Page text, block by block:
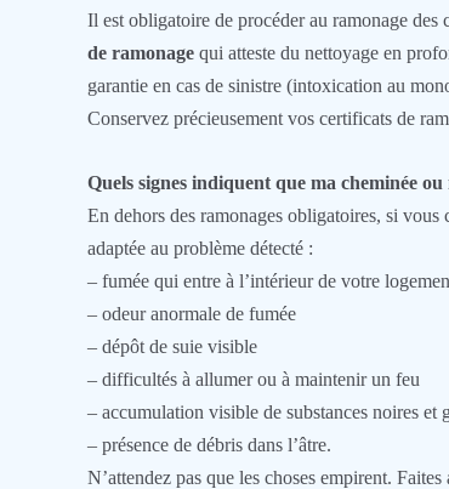
Il est obligatoire de procéder au ramonage
de ramonage qui atteste du nettoyage en
garantie en cas de sinistre (intoxication au
Conservez précieusement vos certificats de
Quels signes indiquent que ma cheminée
En dehors des ramonages obligatoires, si
adaptée au problème détecté :
– fumée qui entre à l’intérieur de votre
– odeur anormale de fumée
– dépôt de suie visible
– difficultés à allumer ou à maintenir un feu
– accumulation visible de substances noires et
– présence de débris dans l’âtre.
N’attendez pas que les choses empirent. Faites